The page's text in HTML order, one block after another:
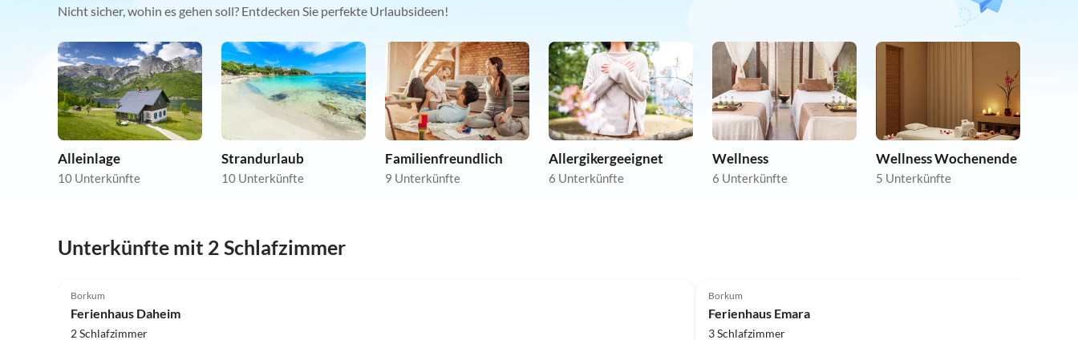
Nicht sicher, wohin es gehen soll? Entdecken Sie perfekte Urlaubsideen!
Alleinlage
10 Unterkünfte
Strandurlaub
10 Unterkünfte
Familienfreundlich
9 Unterkünfte
Allergikergeeignet
6 Unterkünfte
Wellness
6 Unterkünfte
Wellness Wochenende
5 Unterkünfte
Unterkünfte mit 2 Schlafzimmer
Borkum
Ferienhaus Daheim
2 Schlafzimmer
Borkum
Ferienhaus Emara
3 Schlafzimmer